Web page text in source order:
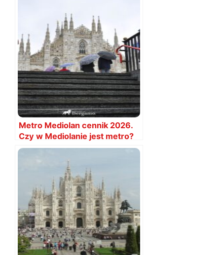
Metro Mediolan cennik 2026.
Czy w Mediolanie jest metro?